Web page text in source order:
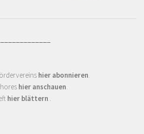
hier abonnieren.
hier anschauen.
hier blättern .